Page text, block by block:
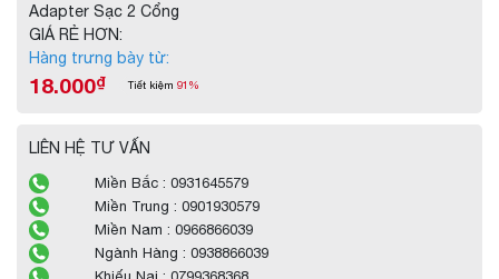
Adapter Sạc 2 Cổng
GIÁ RẺ HƠN:
Hàng trưng bày từ:
18.000₫ Tiết kiệm 91%
LIÊN HỆ TƯ VẤN
Miền Bắc : 0931645579
Miền Trung : 0901930579
Miền Nam : 0966866039
Ngành Hàng : 0938866039